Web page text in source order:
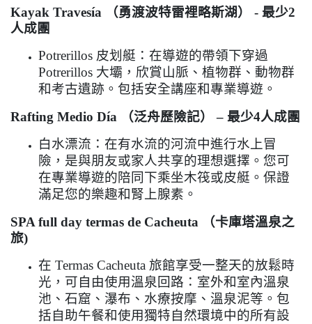
Kayak Travesía （勇渡波特雷裡略斯湖） - 最少2
人成團
Potrerillos 皮划艇：在導遊的帶領下穿過
Potrerillos 大壩，欣賞山脈、植物群、動物群
和考古遺跡。包括安全講座和專業導遊。
Rafting Medio Día （泛舟歷險記） – 最少4人成團
白水漂流：在有水流的河流中進行水上冒
險，是與朋友或家人共享的理想選擇。您可
在專業導遊的陪同下乘坐木筏或皮艇。保證
滿足您的樂趣和腎上腺素。
SPA full day termas de Cacheuta
（卡庫塔溫泉之
旅)
在 Termas Cacheuta 旅館享受一整天的放鬆時
光，可自由使用溫泉回路：室外和室內溫泉
池、石窟、瀑布、水療按摩、溫泉泥等。包
括自助午餐和使用獨特自然環境中的所有設